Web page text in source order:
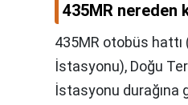
435MR nereden
435MR otobüs hattı
İstasyonu), Doğu
İstasyonu durağına